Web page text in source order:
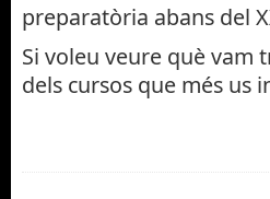
preparatòria abans del
Si voleu veure què vam
dels cursos que més us